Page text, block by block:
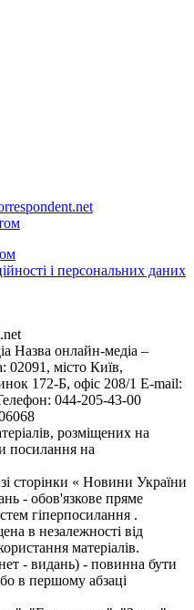
і персональних даних
Назва онлайн-медіа –
02091, місто Київ,
172-Б, офіс 208/1 E-mail:
044-205-43-00
розміщених на
посилання на
сторінки « Новини України
- обов'язкове пряме
гіперпосилання .
в незалежності від
матеріалів.
- видань) - повинна бути
в першому абзаці